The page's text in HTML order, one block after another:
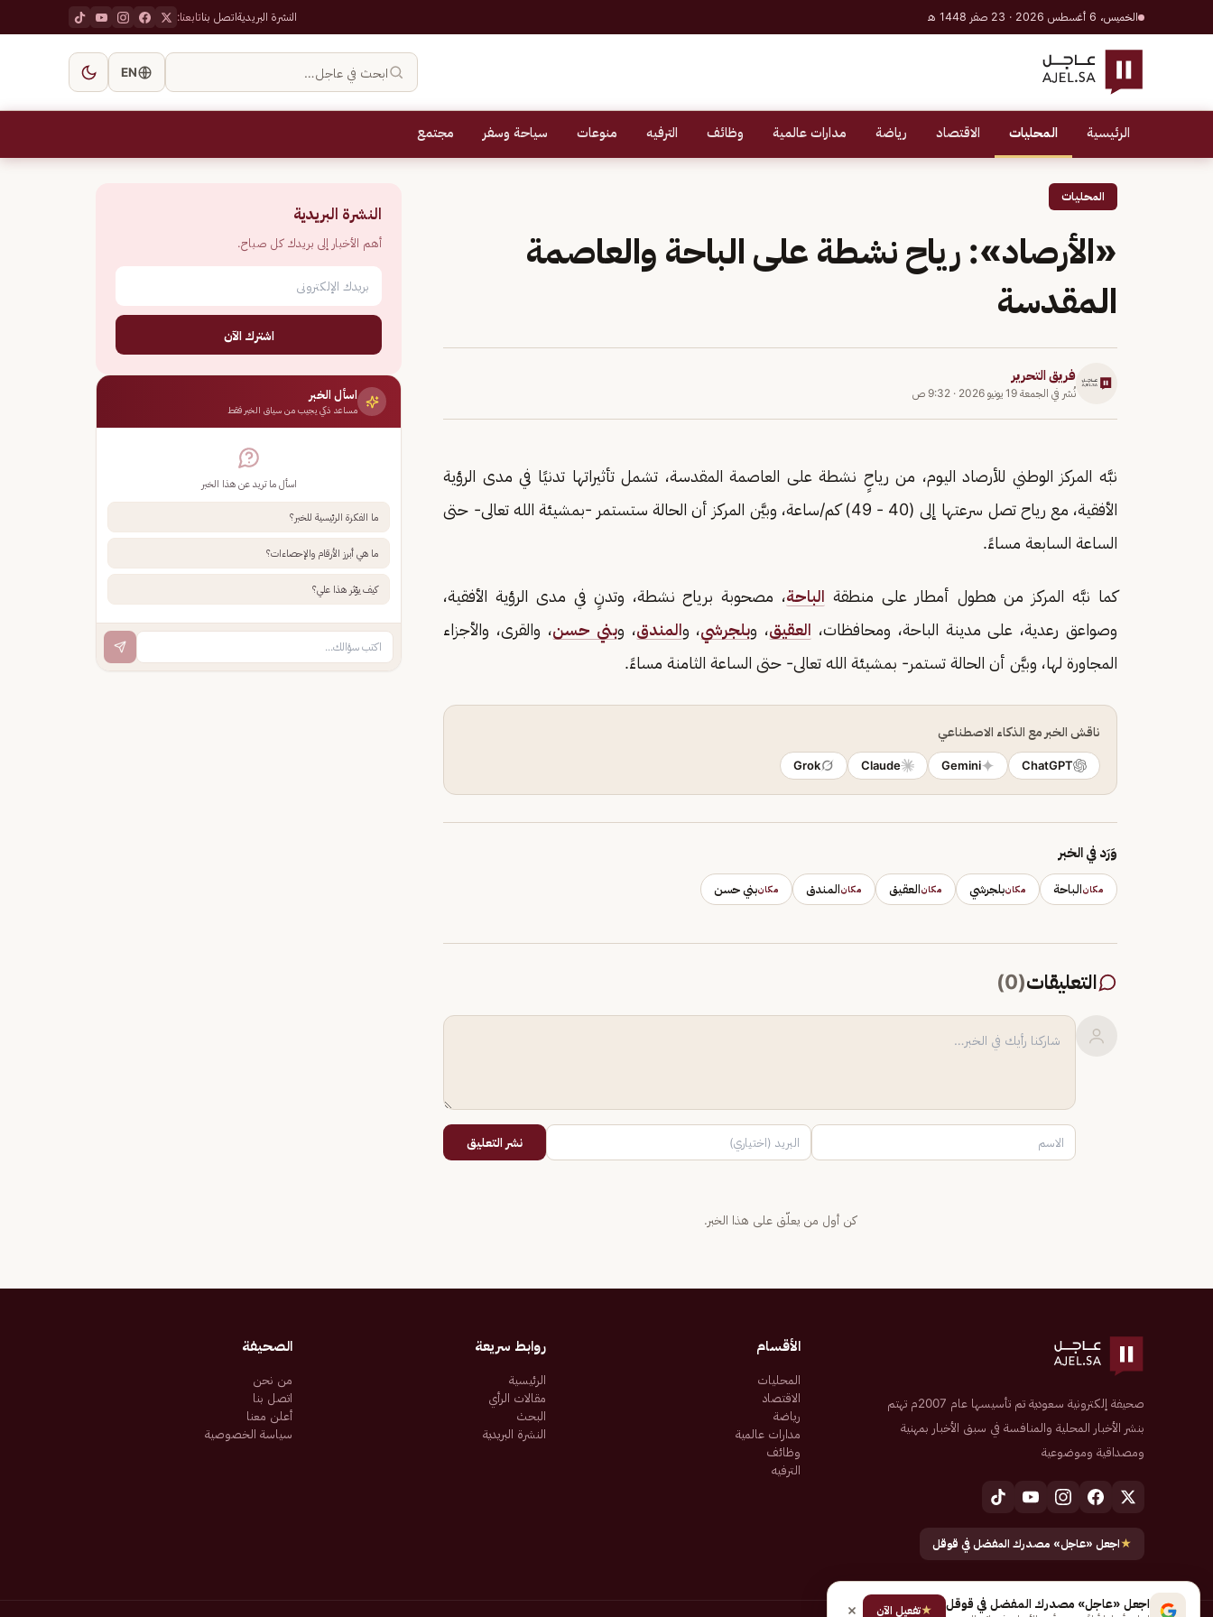
الخميس، 6 أغسطس 2026 · 23 صفر 1448 هـ النشرة البريديةاتصل بناتابعنا:
ابحث في عاجل… EN
الرئيسية المحليات الاقتصاد رياضة مدارات عالمية وظائف الترفيه منوعات سياحة وسفر مجتمع
المحليات
«الأرصاد»: رياح نشطة على الباحة والعاصمة
المقدسة
فريق التحرير
نُشر في الجمعة 19 يونيو 2026 · 9:32 ص
نبَّه المركز الوطني للأرصاد اليوم، من رياحٍ نشطة على العاصمة المقدسة، تشمل تأثيراتها تدنيًا في مدى الرؤية
الأفقية، مع رياح تصل سرعتها إلى (40 - 49) كم/ساعة، وبيَّن المركز أن الحالة ستستمر -بمشيئة الله تعالى- حتى
الساعة السابعة مساءً.
كما نبَّه المركز من هطول أمطار على منطقة الباحة، مصحوبة برياح نشطة، وتدنٍ في مدى الرؤية الأفقية،
وصواعق رعدية، على مدينة الباحة، ومحافظات، العقيق، وبلجرشي، والمندق، وبني حسن، والقرى، والأجزاء
المجاورة لها، وبيَّن أن الحالة تستمر- بمشيئة الله تعالى- حتى الساعة الثامنة مساءً.
ناقش الخبر مع الذكاء الاصطناعي
ChatGPT
Gemini
Claude
Grok
وَرَد في الخبر
مكانالباحة مكانبلجرشي مكانالعقيق مكانالمندق مكانبني حسن
التعليقات(
0
)
نشر التعليق
كن أول من يعلّق على هذا الخبر.
النشرة البريدية
أهم الأخبار إلى بريدك كل صباح.
اشترك الآن
اسأل الخبر
مساعد ذكي يجيب من سياق الخبر فقط
اسأل ما تريد عن هذا الخبر
ما الفكرة الرئيسية للخبر؟
ما هي أبرز الأرقام والإحصاءات؟
كيف يؤثر هذا علي؟
صحيفة إلكترونية سعودية تم تأسيسها عام 2007م تهتم
بنشر الأخبار المحلية والمنافسة في سبق الأخبار بمهنية
ومصداقية وموضوعية
★اجعل «عاجل» مصدرك المفضل في قوقل
الأقسام
المحليات
الاقتصاد
رياضة
مدارات عالمية
وظائف
الترفيه
روابط سريعة
الرئيسية
مقالات الرأي
البحث
النشرة البريدية
الصحيفة
من نحن
اتصل بنا
أعلن معنا
سياسة الخصوصية
اجعل «عاجل» مصدرك المفضل في قوقل ★تفعيل الآن